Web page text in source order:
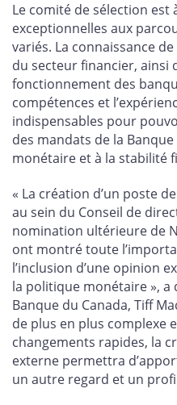
Le comité de sélection est
exceptionnelles aux
variés. La connaissance
du secteur financier, ainsi
fonctionnement des
compétences et
indispensables pour
des mandats de la
monétaire et à la stabilité
« La création d’un poste
au sein du Conseil de
nomination ultérieure de
ont montré toute
l’inclusion d’une opinion
la politique monétaire », a
Banque du Canada, Tiff
de plus en plus complexe
changements rapides, la
externe permettra
un autre regard et un